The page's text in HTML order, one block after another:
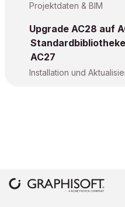
Projektdaten & BIM
Upgrade AC28 auf
AC27
Installation und